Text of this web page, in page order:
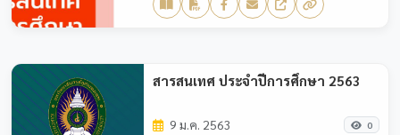
สารสนเทศ ประจำปีการศึกษา 2563
9 ม.ค. 2563 0